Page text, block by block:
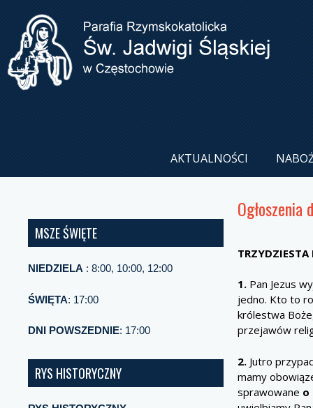
AKTUALNOŚCI
MSZE ŚWIĘTE
NIEDZIELA : 8:00, 10:00, 12:00
ŚWIĘTA: 17:00
DNI POWSZEDNIE: 17:00
RYS HISTORYCZNY
1. Pan Jezus
jedno. Kto to
królestwa
przejawów
2. Jutro
mamy
sprawowane o